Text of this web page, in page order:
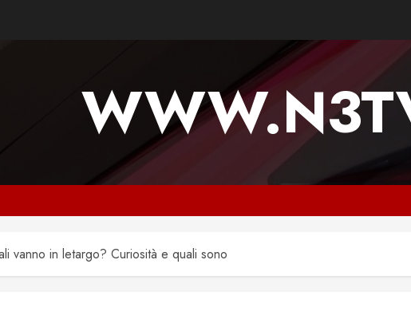
vanno in letargo? Curiosità e quali sono